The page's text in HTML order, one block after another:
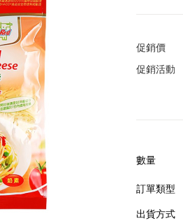
促銷價
促銷活動
數量
訂單類型
出貨方式